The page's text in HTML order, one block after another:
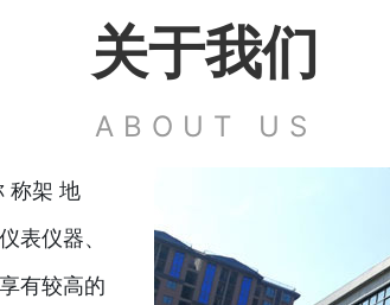
关于我们
ABOUT US
称架 地
表仪器、
有较高的